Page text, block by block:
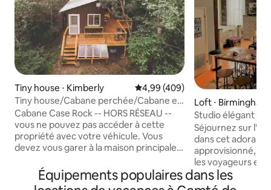
Tiny house ⋅ Kimberly Évaluation moyenne sur la
4,99 (409)
Tiny house/Cabane perchée/Cabane en
rondins de bois
Cabane Case Rock -- HORS RÉSEAU --
vous ne pouvez pas accéder à cette
propriété avec votre véhicule. Vous
devez vous garer à la maison principale
dans un véhicule utilitaire Case Rock
conduit par un membre du personnel. -
Loft ⋅ Birmingham
Studio élégant
historique des
Séjournez sur
dans cet
approvisionné,
les voyageurs en
d'affaires.
size Stearns &
Équipements populaires dans les